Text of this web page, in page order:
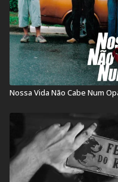
Nossa Vida Não Cabe Num